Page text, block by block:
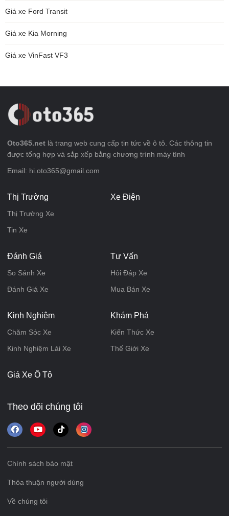
Giá xe Ford Transit
Giá xe Kia Morning
Giá xe VinFast VF3
Oto365.net là trang web cung cấp tin tức về ô tô. Các thông tin
được tổng hợp và sắp xếp bằng chương trình máy tính
Email: hi.oto365@gmail.com
Thị Trường
Thị Trường Xe
Tin Xe
Xe Điện
Đánh Giá
So Sánh Xe
Đánh Giá Xe
Tư Vấn
Hỏi Đáp Xe
Mua Bán Xe
Kinh Nghiệm
Chăm Sóc Xe
Kinh Nghiệm Lái Xe
Khám Phá
Kiến Thức Xe
Thế Giới Xe
Giá Xe Ô Tô
Theo dõi chúng tôi
Chính sách bảo mật
Thỏa thuận người dùng
Về chúng tôi